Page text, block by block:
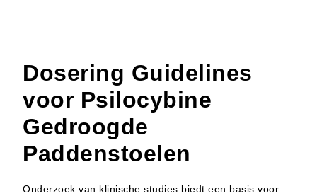
Dosering Guidelines
voor Psilocybine
Gedroogde
Paddenstoelen
Onderzoek van klinische studies biedt een basis voor